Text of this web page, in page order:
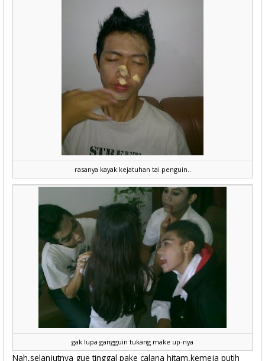
rasanya kayak kejatuhan tai penguin..
gak lupa gangguin tukang make up-nya
Nah,selanjutnya gue tinggal pake calana hitam,kemeja putih